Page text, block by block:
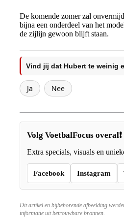
De komende zomer zal
bijna een onderdeel van het
de zijlijn gewoon blijft staan.
Vind jij dat Hubert te weinig
Ja Nee
Volg VoetbalFocus overal❗
Extra specials, visuals en
Facebook Instagram
Dit artikel en bijbehorende afbeelding
informatie uit betrouwbare bronnen.